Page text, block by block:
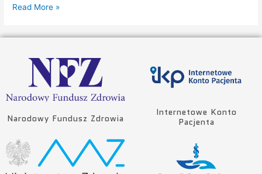
Read More »
Narodowy Fundusz Zdrowia
Internetowe Konto
Pacjenta